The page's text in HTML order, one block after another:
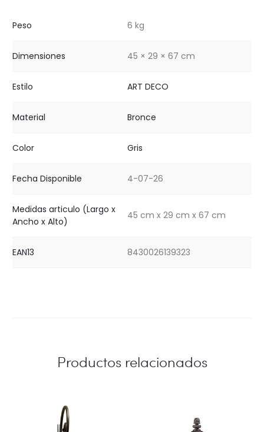
Peso 6 kg
Dimensiones 45 × 29 × 67 cm
Estilo ART DECO
Material Bronce
Color Gris
Fecha Disponible 4-07-26
Medidas articulo (Largo x
Ancho x Alto)
45 cm x 29 cm x 67 cm
EAN13 8430026139323
Productos relacionados